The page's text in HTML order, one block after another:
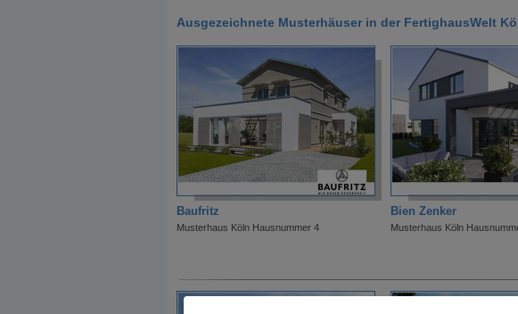
Ausgezeichnete Musterhäuser in der FertighausWelt
Baufritz
Musterhaus Köln Hausnummer 4
Bien Zenker
Musterhaus Köln